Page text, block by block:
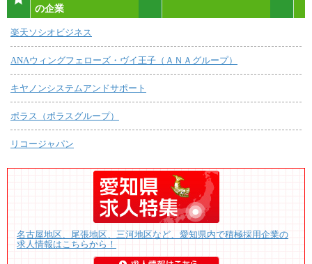
の企業
楽天ソシオビジネス
ANAウィングフェローズ・ヴイ王子（ＡＮＡグループ）
キヤノンシステムアンドサポート
ポラス（ポラスグループ）
リコージャパン
名古屋地区、尾張地区、三河地区など、愛知県内で積極採用企業の
求人情報はこちらから！